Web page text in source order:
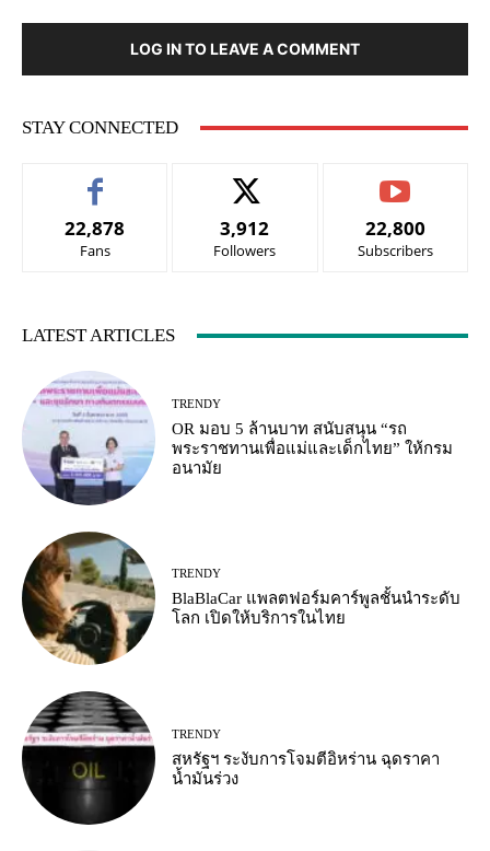
LOG IN TO LEAVE A COMMENT
STAY CONNECTED
22,878
Fans
3,912
Followers
22,800
Subscribers
LATEST ARTICLES
TRENDY
OR มอบ 5 ล้านบาท สนับสนุน “รถ
พระราชทานเพื่อแม่และเด็กไทย” ให้กรม
อนามัย
TRENDY
BlaBlaCar แพลตฟอร์มคาร์พูลชั้นนำระดับ
โลก เปิดให้บริการในไทย
TRENDY
สหรัฐฯ ระงับการโจมตีอิหร่าน ฉุดราคา
น้ำมันร่วง